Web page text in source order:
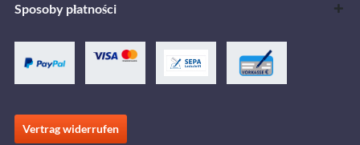
Sposoby płatności
Vertrag widerrufen